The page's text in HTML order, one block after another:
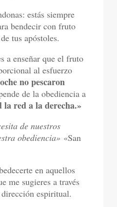
estás siempre
bendecir con fruto
tus apóstoles.
a enseñar que el fruto
al esfuerzo
no pescaron
de la obediencia a
la red a la derecha.»
de nuestros
obediencia» «San
en aquellos
me sugieres a través
espiritual.